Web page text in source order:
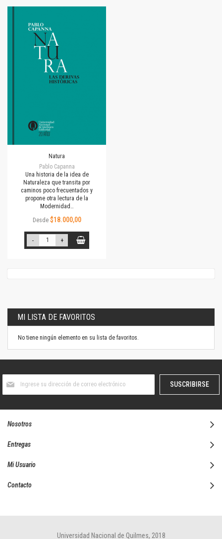
Natura
Pablo Capanna
Una historia de la idea de
Naturaleza que transita por
caminos poco frecuentados y
propone otra lectura de la
Modernidad…
Desde $18.000,00
- +
MI LISTA DE FAVORITOS
No tiene ningún elemento en su lista de favoritos.
boletín
SUSCRIBIRSE
Nosotros
Entregas
Mi Usuario
Contacto
Universidad Nacional de Quilmes, 2018